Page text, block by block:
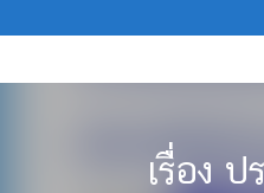
เรื่อง